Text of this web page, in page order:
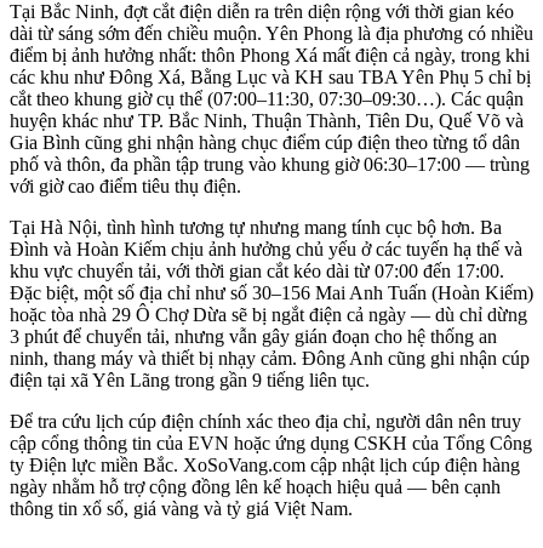
Tại Bắc Ninh, đợt cắt điện diễn ra trên diện rộng với thời gian kéo
dài từ sáng sớm đến chiều muộn. Yên Phong là địa phương có nhiều
điểm bị ảnh hưởng nhất: thôn Phong Xá mất điện cả ngày, trong khi
các khu như Đông Xá, Bằng Lục và KH sau TBA Yên Phụ 5 chỉ bị
cắt theo khung giờ cụ thể (07:00–11:30, 07:30–09:30…). Các quận
huyện khác như TP. Bắc Ninh, Thuận Thành, Tiên Du, Quế Võ và
Gia Bình cũng ghi nhận hàng chục điểm cúp điện theo từng tổ dân
phố và thôn, đa phần tập trung vào khung giờ 06:30–17:00 — trùng
với giờ cao điểm tiêu thụ điện.
Tại Hà Nội, tình hình tương tự nhưng mang tính cục bộ hơn. Ba
Đình và Hoàn Kiếm chịu ảnh hưởng chủ yếu ở các tuyến hạ thế và
khu vực chuyển tải, với thời gian cắt kéo dài từ 07:00 đến 17:00.
Đặc biệt, một số địa chỉ như số 30–156 Mai Anh Tuấn (Hoàn Kiếm)
hoặc tòa nhà 29 Ô Chợ Dừa sẽ bị ngắt điện cả ngày — dù chỉ dừng
3 phút để chuyển tải, nhưng vẫn gây gián đoạn cho hệ thống an
ninh, thang máy và thiết bị nhạy cảm. Đông Anh cũng ghi nhận cúp
điện tại xã Yên Lãng trong gần 9 tiếng liên tục.
Để tra cứu lịch cúp điện chính xác theo địa chỉ, người dân nên truy
cập cổng thông tin của EVN hoặc ứng dụng CSKH của Tổng Công
ty Điện lực miền Bắc. XoSoVang.com cập nhật lịch cúp điện hàng
ngày nhằm hỗ trợ cộng đồng lên kế hoạch hiệu quả — bên cạnh
thông tin xổ số, giá vàng và tỷ giá Việt Nam.